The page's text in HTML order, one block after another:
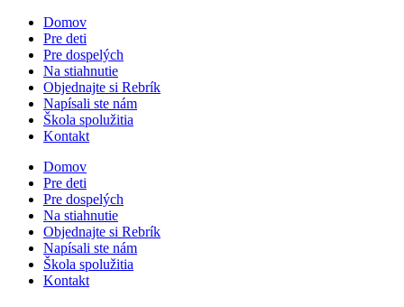
Domov
Pre deti
Pre dospelých
Na stiahnutie
Objednajte si Rebrík
Napísali ste nám
Škola spolužitia
Kontakt
Domov
Pre deti
Pre dospelých
Na stiahnutie
Objednajte si Rebrík
Napísali ste nám
Škola spolužitia
Kontakt